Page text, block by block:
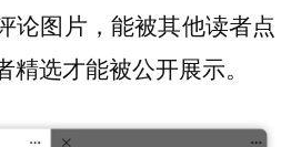
论图片，能被其他读者点
选才能被公开展示。